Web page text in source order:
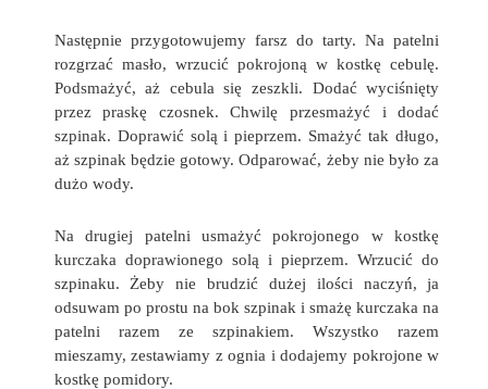
Następnie przygotowujemy farsz do tarty. Na patelni
rozgrzać masło, wrzucić pokrojoną w kostkę cebulę.
Podsmażyć, aż cebula się zeszkli. Dodać wyciśnięty
przez praskę czosnek. Chwilę przesmażyć i dodać
szpinak. Doprawić solą i pieprzem. Smażyć tak długo,
aż szpinak będzie gotowy. Odparować, żeby nie było za
dużo wody.
Na drugiej patelni usmażyć pokrojonego w kostkę
kurczaka doprawionego solą i pieprzem. Wrzucić do
szpinaku. Żeby nie brudzić dużej ilości naczyń, ja
odsuwam po prostu na bok szpinak i smażę kurczaka na
patelni razem ze szpinakiem. Wszystko razem
mieszamy, zestawiamy z ognia i dodajemy pokrojone w
kostkę pomidory.